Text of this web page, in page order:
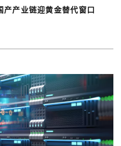
产业链迎黄金替代窗口